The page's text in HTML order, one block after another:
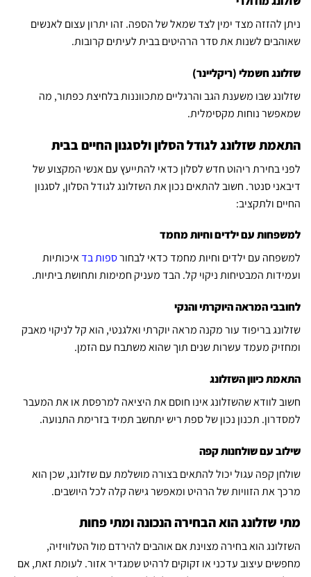
ניתן להזזה מצד ימין לצד שמאל של הספה. זהו יתרון עצום לאנשים
שאוהבים לשנות את סדר הרהיטים בבית לעיתים קרובות.
שזלונג חשמלי (ריקליינר)
שזלונג שבו משענת הגב והרגליים מתכווננות בלחיצת כפתור, מה
שמאפשר נוחות מקסימלית.
התאמת שזלונג לגודל הסלון ולסגנון החיים בבית
לפני בחירת ריהוט חדש לסלון כדאי להתייעץ עם אנשי המקצוע של
דיבאני סנטר. חשוב להתאים נכון את השזלונג לגודל הסלון, לסגנון
החיים ולתקציב:
למשפחות עם ילדים וחיות מחמד
למשפחה עם ילדים וחיות מחמד כדאי לבחורספות בדאיכותיות
ועמידות המבטיחות ניקוי קל. הבד מעניק חמימות ותחושת ביתיות.
לחובבי המראה היוקרתי והנקי
שזלונג בריפוד עור מקנה מראה יוקרתי ואלגנטי, הוא קל לניקוי מאבק
ומחזיק מעמד עשרות שנים תוך שהוא משתבח עם הזמן.
התאמת כיוון השזלונג
חשוב לוודא שהשזלונג אינו חוסם את היציאה למרפסת או את המעבר
למסדרון. תכנון נכון של ספת ריש יתחשב תמיד בזרימת התנועה.
שילוב עם שולחנות קפה
שולחן קפה עגול יכול להתאים בצורה מושלמת עם שזלונג, שכן הוא
מרכך את הזוויות של הרהיט ומאפשר גישה קלה לכל היושבים.
מתי שזלונג הוא הבחירה הנכונה ומתי פחות
השזלונג הוא בחירה מצוינת אם אוהבים להירדם מול הטלוויזיה,
מחפשים עיצוב עדכני או זקוקים לרהיט שמגדיר אזור. לעומת זאת, אם